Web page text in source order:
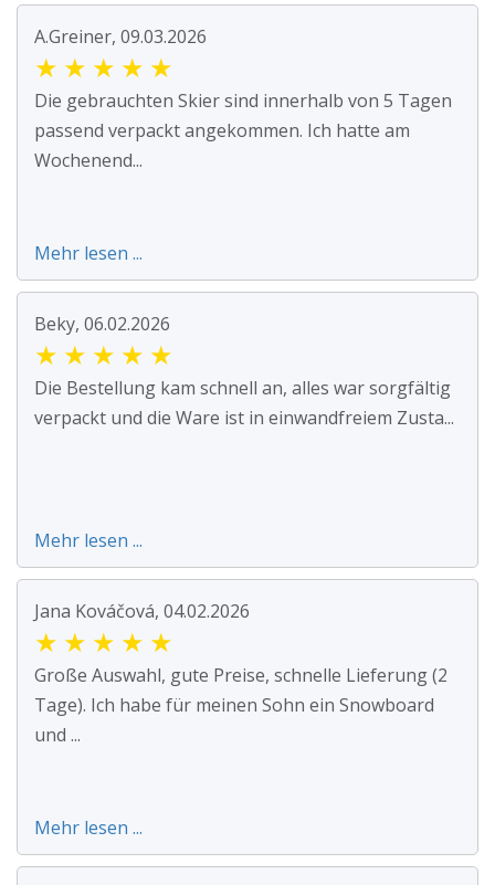
A.Greiner, 09.03.2026
★ ★ ★ ★ ★
Die gebrauchten Skier sind innerhalb von 5 Tagen
passend verpackt angekommen. Ich hatte am
Wochenend...
Mehr lesen ...
Beky, 06.02.2026
★ ★ ★ ★ ★
Die Bestellung kam schnell an, alles war sorgfältig
verpackt und die Ware ist in einwandfreiem Zusta...
Mehr lesen ...
Jana Kováčová, 04.02.2026
★ ★ ★ ★ ★
Große Auswahl, gute Preise, schnelle Lieferung (2
Tage). Ich habe für meinen Sohn ein Snowboard
und ...
Mehr lesen ...